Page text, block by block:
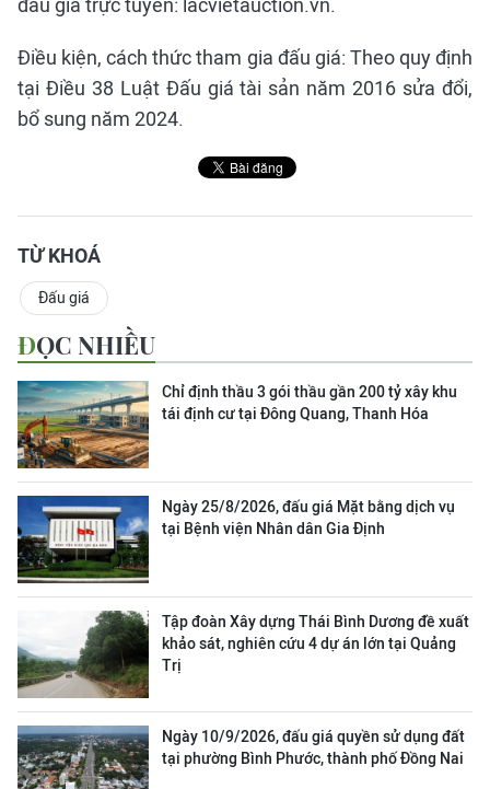
đấu giá trực tuyến: lacvietauction.vn.
Điều kiện, cách thức tham gia đấu giá: Theo quy định
tại Điều 38 Luật Đấu giá tài sản năm 2016 sửa đổi,
bổ sung năm 2024.
TỪ KHOÁ
Đấu giá
ĐỌC NHIỀU
Chỉ định thầu 3 gói thầu gần 200 tỷ xây khu
tái định cư tại Đông Quang, Thanh Hóa
Ngày 25/8/2026, đấu giá Mặt bằng dịch vụ
tại Bệnh viện Nhân dân Gia Định
Tập đoàn Xây dựng Thái Bình Dương đề xuất
khảo sát, nghiên cứu 4 dự án lớn tại Quảng
Trị
Ngày 10/9/2026, đấu giá quyền sử dụng đất
tại phường Bình Phước, thành phố Đồng Nai